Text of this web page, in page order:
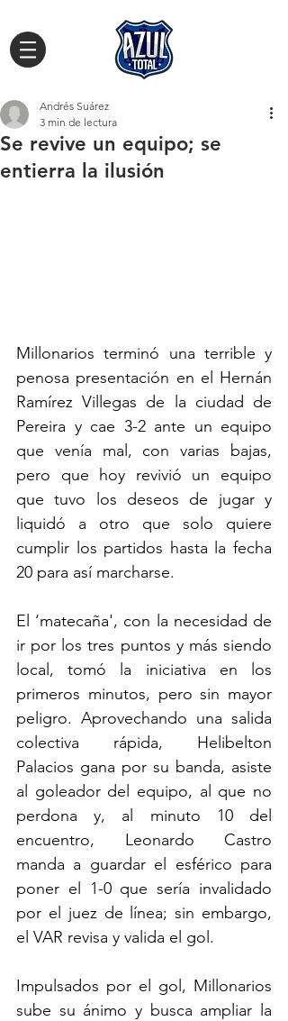
Se revive un equipo; se
entierra la ilusión
Andrés Suárez
3 min de lectura
Millonarios terminó una terrible y
penosa presentación en el Hernán
Ramírez Villegas de la ciudad de
Pereira y cae 3-2 ante un equipo
que venía mal, con varias bajas,
pero que hoy revivió un equipo
que tuvo los deseos de jugar y
liquidó a otro que solo quiere
cumplir los partidos hasta la fecha
20 para así marcharse.
El ‘matecaña', con la necesidad de
ir por los tres puntos y más siendo
local, tomó la iniciativa en los
primeros minutos, pero sin mayor
peligro. Aprovechando una salida
colectiva rápida, Helibelton
Palacios gana por su banda, asiste
al goleador del equipo, al que no
perdona y, al minuto 10 del
encuentro, Leonardo Castro
manda a guardar el esférico para
poner el 1-0 que sería invalidado
por el juez de línea; sin embargo,
el VAR revisa y valida el gol.
Impulsados por el gol, Millonarios
sube su ánimo y busca ampliar la